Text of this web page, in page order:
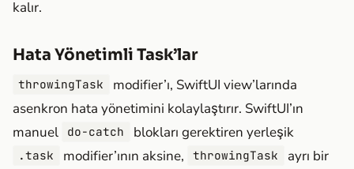
kalır.
Hata Yönetimli Task’lar
throwingTask
modifier’ı, SwiftUI view’larında
asenkron hata yönetimini kolaylaştırır. SwiftUI’ın
manuel
do-catch blokları gerektiren yerleşik
.task modifier’ının aksine, throwingTask
ayrı bir